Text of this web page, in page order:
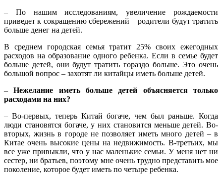
– По нашим исследованиям, увеличение рождаемости
приведет к сокращению сбережений – родители будут тратить
больше денег на детей.
В среднем городская семья тратит 25% своих ежегодных
расходов на образование одного ребенка. Если в семье будет
больше детей, они будут тратить гораздо больше. Это очень
большой вопрос – захотят ли китайцы иметь больше детей.
– Нежелание иметь больше детей объясняется только
расходами на них?
– Во-первых, теперь Китай богаче, чем был раньше. Когда
люди становятся богаче, у них становится меньше детей. Во-
вторых, жизнь в городе не позволяет иметь много детей – в
Китае очень высокие цены на недвижимость. В-третьих, мы
все уже привыкли, что у нас маленькие семьи. У меня нет ни
сестер, ни братьев, поэтому мне очень трудно представить мое
поколение, которое будет иметь по четыре ребенка.